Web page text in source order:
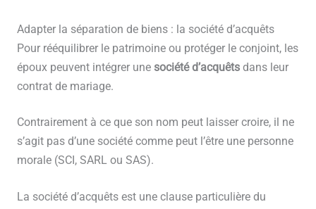
Adapter la séparation de biens : la société d’acquêts
Pour rééquilibrer le patrimoine ou protéger le conjoint, les
époux peuvent intégrer une société d’acquêtsdans leur
contrat de mariage.
Contrairement à ce que son nom peut laisser croire, il ne
s’agit pas d’une société comme peut l’être une personne
morale (SCI, SARL ou SAS).
La société d’acquêts est une clause particulière du